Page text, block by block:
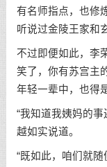
有名师指点，也修
听说过金陵王家和
不过即便如此，李
笑了，你有苏宫主
年轻一辈中，也得
“我知道我姨妈的
越如实说道。
“既如此，咱们就